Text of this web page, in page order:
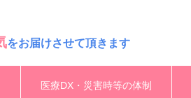
をお届けさせて頂きます
医療DX・災害時等の体制